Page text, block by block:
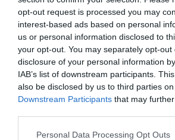
opt-out request is processed you may
interest-based ads based on personal
us or personal information disclosed to
your opt-out. You may separately opt-
disclosure of your personal information
IAB’s list of downstream participants.
also be disclosed by us to third parties
Downstream Participants that may
Personal Data Processing Opt Outs
de la Generalitat lo forman el
departamentos. En una primera
trabajo, entre política y gestión,
concentrarse en su función
Es decir, en las decisiones
transformarse en políticas
diferenciación no se ha hecho,